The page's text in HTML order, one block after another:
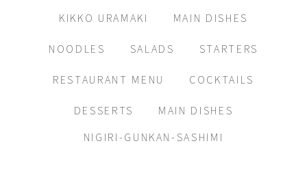
KIKKO URAMAKI MAIN DISHES
NOODLES SALADS STARTERS
RESTAURANT MENU COCKTAILS
DESSERTS
MAIN DISHES
NIGIRI-GUNKAN-SASHIMI